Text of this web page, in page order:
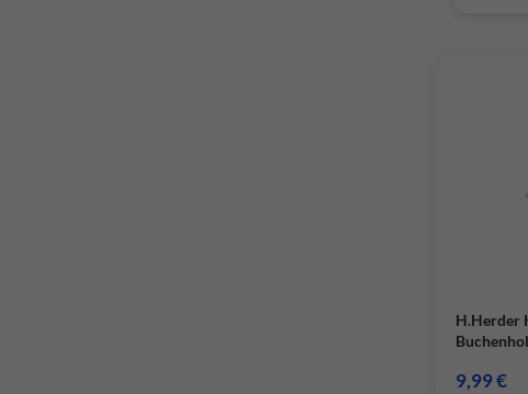
H.Herder
9,99€